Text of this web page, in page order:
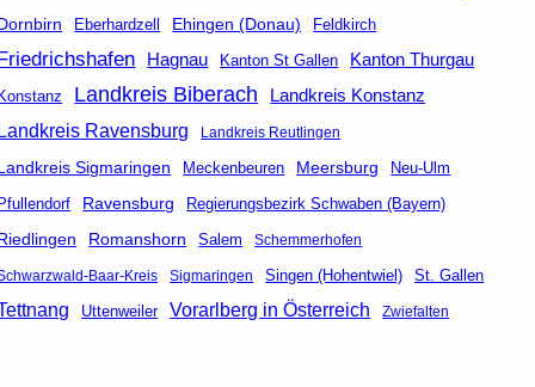
Dornbirn
Eberhardzell Ehingen (Donau) Feldkirch
Hagnau Kanton St Gallen Kanton Thurgau
Konstanz Landkreis Biberach Landkreis Konstanz
Ravensburg Landkreis Reutlingen
Sigmaringen Meckenbeuren Meersburg Neu-Ulm
Pfullendorf Ravensburg Regierungsbezirk Schwaben (Bayern)
Romanshorn Salem Schemmerhofen
Baar-Kreis Sigmaringen Singen (Hohentwiel) St. Gallen
Uttenweiler Vorarlberg in Österreich Zwiefalten